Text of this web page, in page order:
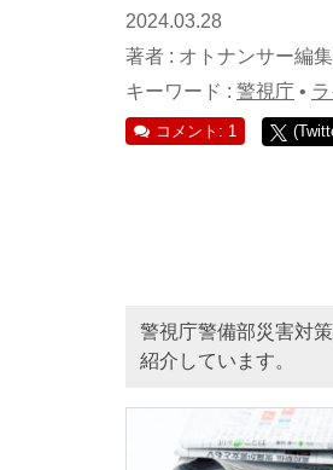
2024.03.28
著者 : オトナンサー編
キーワード : 警視庁 •
コメント: 1
警視庁警備部災害対
紹介しています。